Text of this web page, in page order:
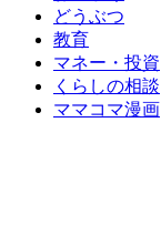
どうぶつ
教育
マネー・投資
くらしの相談
ママコマ漫画